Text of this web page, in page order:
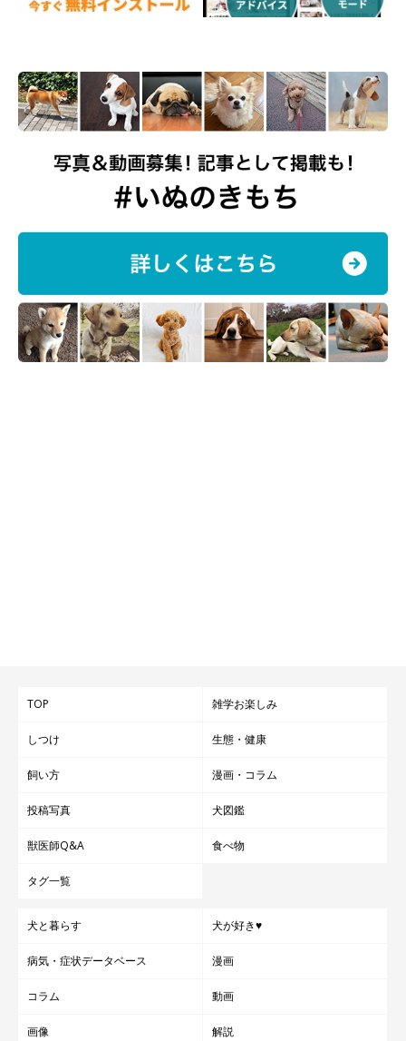
TOP 雑学お楽しみ
しつけ 生態・健康
飼い方 漫画・コラム
投稿写真 犬図鑑
獣医師Q&A 食べ物
タグ一覧
犬と暮らす 犬が好き♥
病気・症状データベース 漫画
コラム 動画
画像 解説